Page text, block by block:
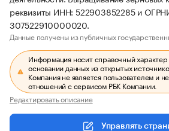
реквизиты ИНН: 522903852285 и
307522910000020.
Данные получены из публичных
Информация носит справочный
основании данных из открытых
Компания не является пользователем и
отношений с сервисом РБК Компании.
Редактировать описание
Управлять